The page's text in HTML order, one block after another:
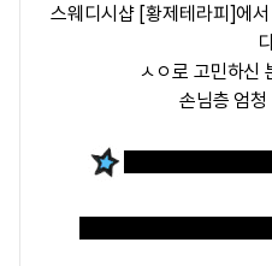
스웨디시샵 [황제테라피]에
ㅅㅇ로 고민하신
손님층 엄